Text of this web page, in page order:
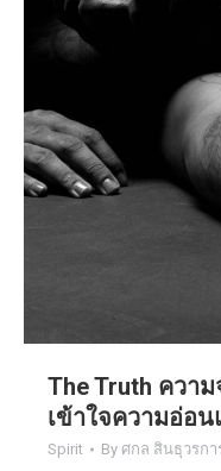
The Truth ควา
เข้าใจความอ่อน
Spirit By ศกล สินธุวรกา